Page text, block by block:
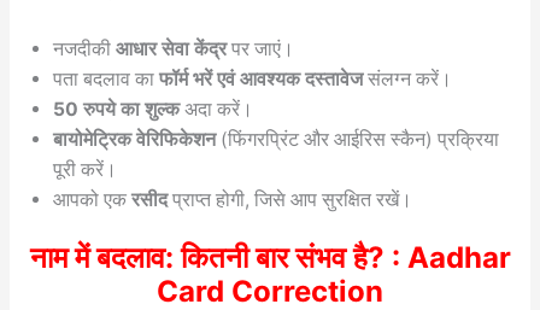
नजदीकी आधार सेवा केंद्रपर जाएं।
पता बदलाव का फॉर्म भरें एवं आवश्यक दस्तावेजसंलग्न करें।
50 रुपये का शुल्कअदा करें।
बायोमेट्रिक वेरिफिकेशन (फिंगरप्रिंट और आईरिस स्कैन) प्रक्रिया
पूरी करें।
आपको एक रसीदप्राप्त होगी, जिसे आप सुरक्षित रखें।
नाम में बदलाव: कितनी बार संभव है? : Aadhar
Card Correction